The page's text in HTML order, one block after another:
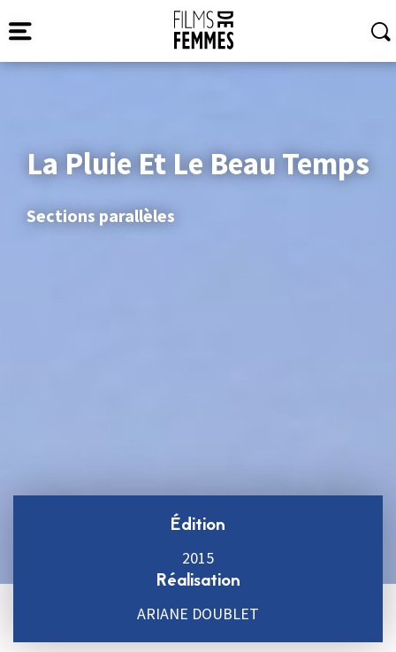
La Pluie Et Le Beau Temps
Sections parallèles
Édition
2015
Réalisation
ARIANE DOUBLET